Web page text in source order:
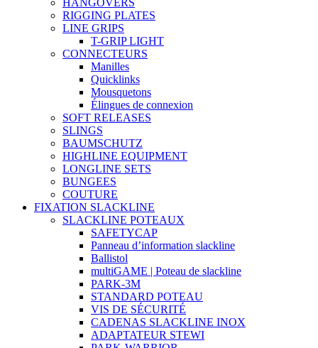
HANGOVERS
RIGGING PLATES
LINE GRIPS
T-GRIP LIGHT
CONNECTEURS
Manilles
Quicklinks
Mousquetons
Élingues de connexion
SOFT RELEASES
SLINGS
BAUMSCHUTZ
HIGHLINE EQUIPMENT
LONGLINE SETS
BUNGEES
COUTURE
FIXATION SLACKLINE
SLACKLINE POTEAUX
SAFETYCAP
Panneau d’information slackline
Ballistol
multiGAME | Poteau de slackline
PARK-3M
STANDARD POTEAU
VIS DE SÉCURITÉ
CADENAS SLACKLINE INOX
ADAPTATEUR STEWI